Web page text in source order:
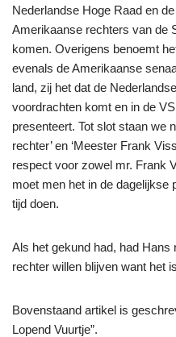
Nederlandse Hoge Raad en
Amerikaanse rechters van de
komen. Overigens benoemt
evenals de Amerikaanse
land, zij het dat de
voordrachten komt en in de
presenteert. Tot slot staan we
rechter’ en ‘Meester Frank
respect voor zowel mr. Frank
moet men het in de dagelijkse
tijd doen.
Als het gekund had, had Hans
rechter willen blijven want het
Bovenstaand artikel is
Lopend Vuurtje”.